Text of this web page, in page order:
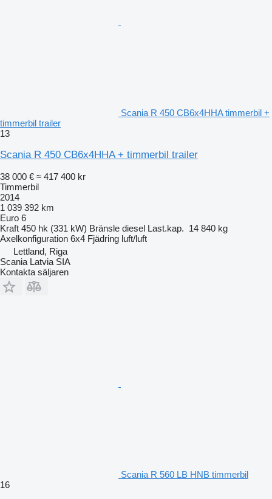
Scania R 450 CB6x4HHA timmerbil +
timmerbil trailer
13
Scania R 450 CB6x4HHA + timmerbil trailer
38 000 € ≈ 417 400 kr
Timmerbil
2014
1 039 392 km
Euro 6
Kraft 450 hk (331 kW) Bränsle diesel Last.kap. 14 840 kg
Axelkonfiguration 6x4 Fjädring luft/luft
Lettland, Riga
Scania Latvia SIA
Kontakta säljaren
Scania R 560 LB HNB timmerbil
16